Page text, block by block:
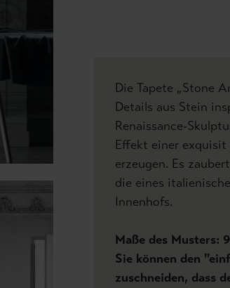
Die Tapete „Stone
Details aus Stein
Renaissance-
Effekt einer
erzeugen. Es
die eines
Innenhofs.
Maße des Musters:
Sie können den
zuschneiden, dass